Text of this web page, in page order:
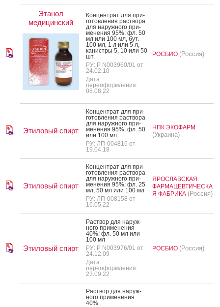
Этанол
медицинский
Кон­цен­трат для при­
готов­ле­ния рас­тво­ра
для на­руж­но­го при­
мене­ния 95%: фл. 50
мл или 100 мл, бут.
100 мл, 1 л или 5 л,
ка­нис­тры 5, 10 или 50
шт.
РУ: Р N003960/01 от
24.02.10
Дата
переоформления:
08.08.22
РОСБИО (Россия)
Этиловый спирт
Кон­цен­трат для при­
готов­ле­ния рас­тво­ра
для на­руж­но­го при­
мене­ния 95%: фл. 50
или 100 мл.
РУ: ЛП-004816 от
19.04.18
НПК ЭКОФАРМ
(Украина)
Этиловый спирт
Кон­цен­трат для при­
готов­ле­ния рас­тво­ра
для на­руж­но­го при­
мене­ния 95%: фл. 25
мл, 50 мл или 100 мл
РУ: ЛП-008158 от
16.05.22
ЯРОСЛАВСКАЯ
ФАРМАЦЕВТИЧЕСКА
Я ФАБРИКА (Россия)
Этиловый спирт
Рас­твор для на­руж­
но­го при­мене­ния
40%: фл. 50 мл или
100 мл
РУ: Р N003976/01 от
24.12.09
Дата
переоформления:
23.09.22
РОСБИО (Россия)
Рас­твор для на­руж­
но­го при­мене­ния
40%